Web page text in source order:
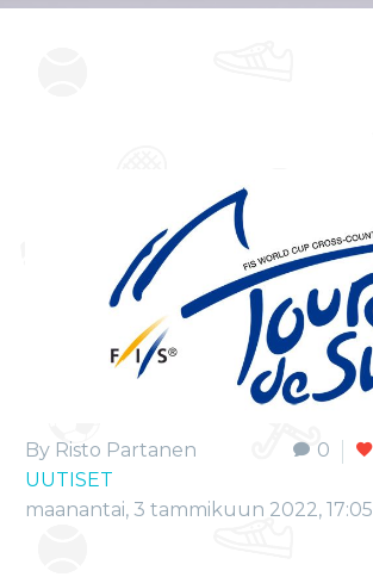
0
By Risto Partanen
UUTISET
maanantai, 3 tammikuun 2022, 17:05